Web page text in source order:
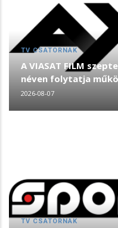
TV CSATORNÁK
A VIASAT FILM
néven folytatja
2026-08-07
TV CSATORNÁK